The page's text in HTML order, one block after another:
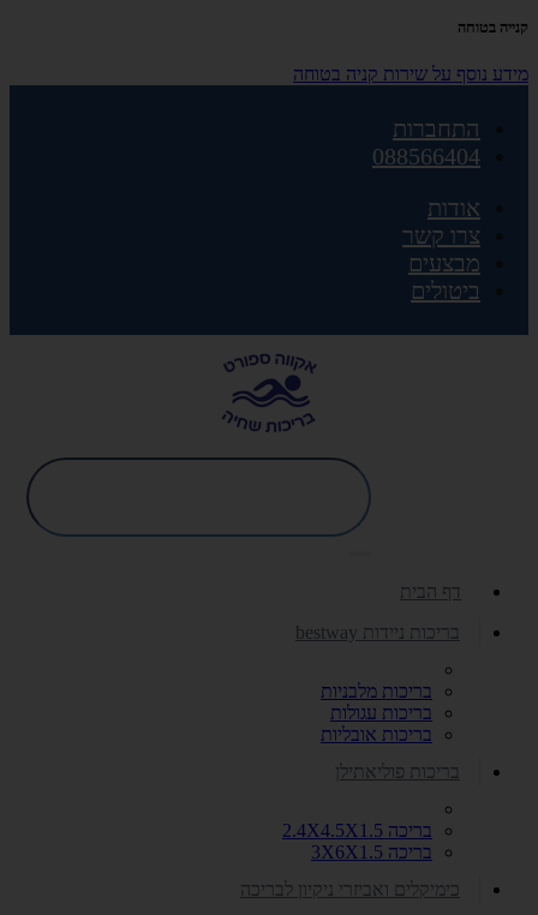
קנייה בטוחה
מידע נוסף על שירות קניה בטוחה
התחברות
088566404
אודות
צרו קשר
מבצעים
ביטולים
דף הבית
בריכות ניידות bestway
בריכות מלבניות
בריכות עגולות
בריכות אובליות
בריכות פוליאתילן
בריכה 2.4X4.5X1.5
בריכה 3X6X1.5
כימיקלים ואביזרי ניקיון לבריכה